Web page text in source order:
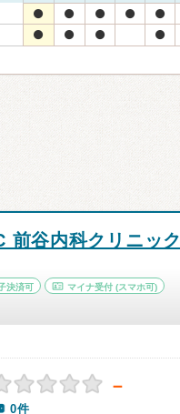
前谷内科クリニック
決済可 マイナ受付 (スマホ可)
－
0件